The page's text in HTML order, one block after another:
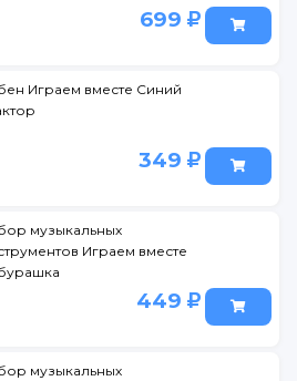
699
Играем вместе Синий
349
музыкальных
Играем вместе
449
музыкальных